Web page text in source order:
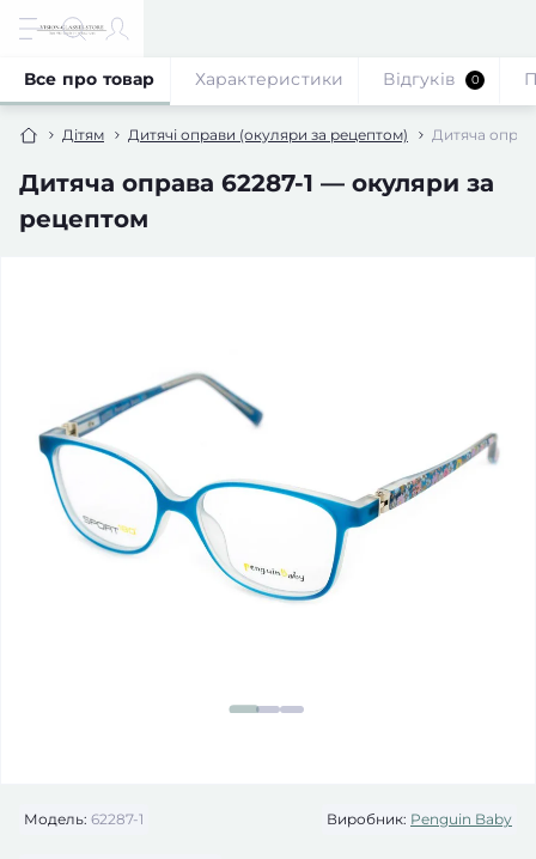
Дітям Дитячі оправи (окуляри за рецептом) Дитяча
Дитяча оправа 62287-1 — окуляри за
рецептом
Все про товар Характеристики Відгуків 0
Модель: 62287-1 Виробник: Penguin Baby